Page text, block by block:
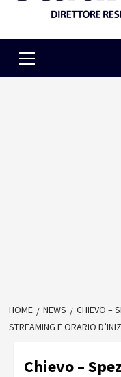
Menu
HOME NEWS
CHIEVO –
STREAMING E ORARIO
Chievo –